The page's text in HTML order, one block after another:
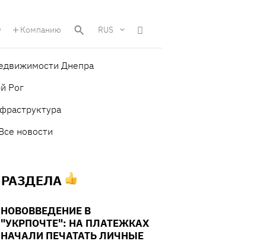
Компанию RUS
Днепра
Рог
новости
НОВОВВЕДЕНИЕ В
"УКРПОЧТЕ": НА ПЛАТЕЖКАХ
НАЧАЛИ ПЕЧАТАТЬ ЛИЧНЫЕ